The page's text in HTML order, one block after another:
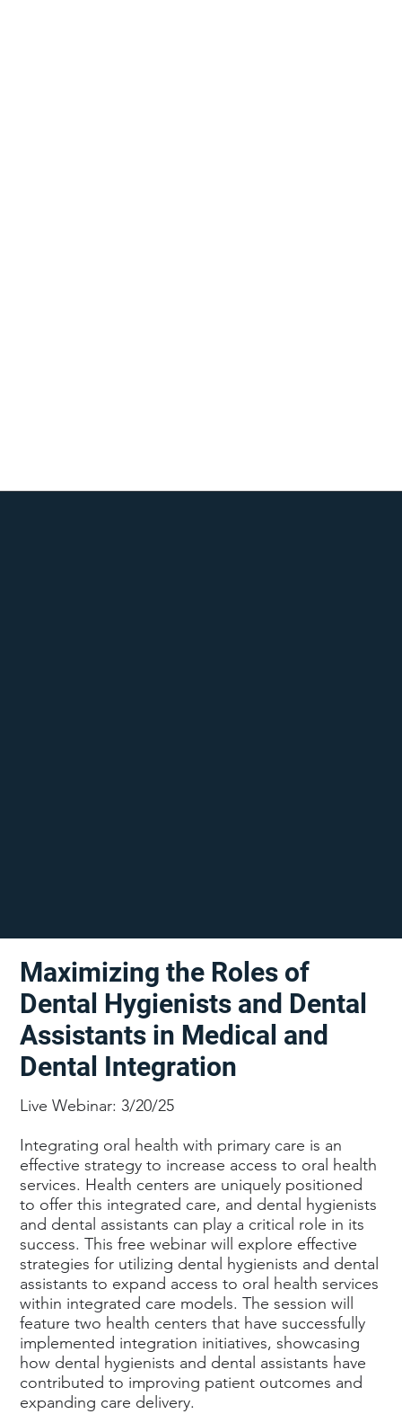
Live Webinar: 3/20/25
Integrating oral health with primary care is an
effective strategy to increase access to oral health
services. Health centers are uniquely positioned
to offer this integrated care, and dental hygienists
and dental assistants can play a critical role in its
success. This free webinar will explore effective
strategies for utilizing dental hygienists and dental
assistants to expand access to oral health services
within integrated care models. The session will
feature two health centers that have successfully
implemented integration initiatives, showcasing
how dental hygienists and dental assistants have
contributed to improving patient outcomes and
expanding care delivery.
Maximizing the Roles of
Dental Hygienists and Dental
Assistants in Medical and
Dental Integration